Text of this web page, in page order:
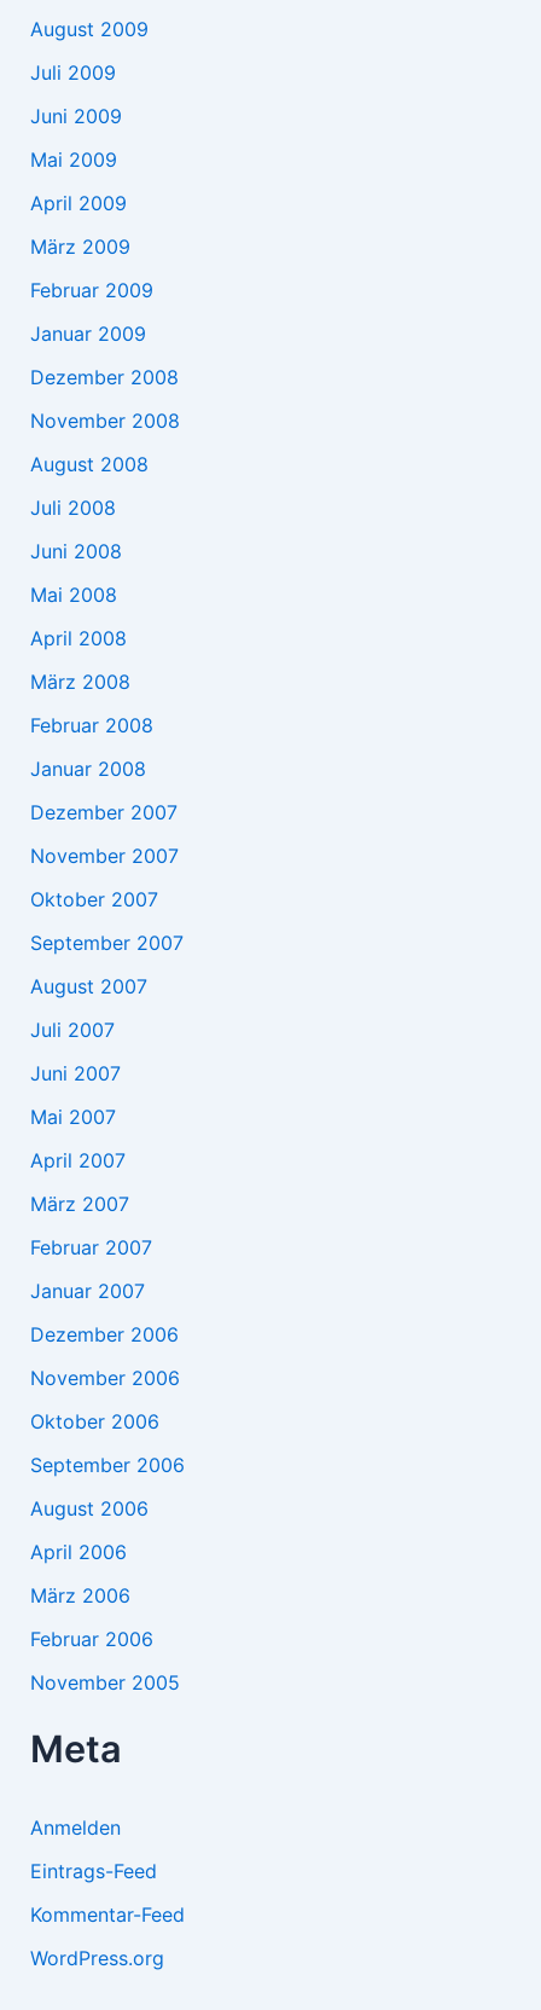
August 2009
Juli 2009
Juni 2009
Mai 2009
April 2009
März 2009
Februar 2009
Januar 2009
Dezember 2008
November 2008
August 2008
Juli 2008
Juni 2008
Mai 2008
April 2008
März 2008
Februar 2008
Januar 2008
Dezember 2007
November 2007
Oktober 2007
September 2007
August 2007
Juli 2007
Juni 2007
Mai 2007
April 2007
März 2007
Februar 2007
Januar 2007
Dezember 2006
November 2006
Oktober 2006
September 2006
August 2006
April 2006
März 2006
Februar 2006
November 2005
Meta
Anmelden
Eintrags-Feed
Kommentar-Feed
WordPress.org